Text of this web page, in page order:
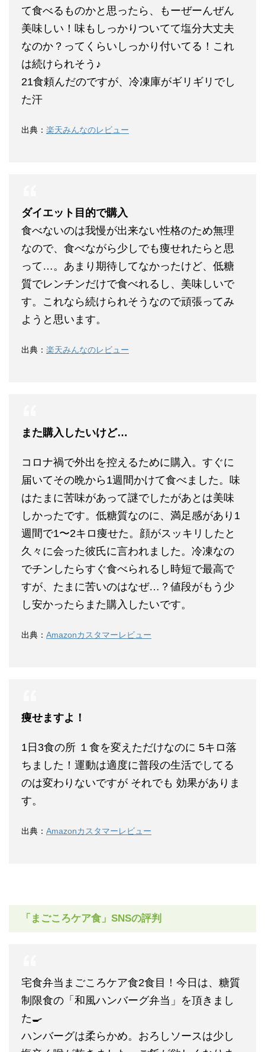
て食べるものかと思ったら、もーぜーんぜん
美味しい！味もしっかりついてて塩分大丈夫
なのか？ってくらいしっかり付いてる！これ
は続けられそう♪
21食頼んだのですが、冷凍庫がギリギリでし
た汗
出典： 楽天みんなのレビュー
ダイエット目的で購入
食べないのは我慢が出来ない性格のため無理
なので、食べながら少しでも痩せれたらと思
って…。あまり期待してなかったけど、低糖
質でレンチンだけで食べれるし、美味しいで
す。これなら続けられそうなので頑張ってみ
ようと思います。
出典： 楽天みんなのレビュー
また購入したいけど…
コロナ禍で外出を控えるために購入。すぐに
届いてその晩から1週間かけて食べました。味
はたまに苦味があって謎でしたがあとは美味
しかったです。低糖質なのに、満足感があり1
週間で1〜2キロ痩せた。顔がスッキリしたと
久々に会った彼氏に言われました。冷凍なの
でチンしたらすぐ食べられるし時短で最高で
すが、たまに苦いのはなぜ…？値段がもう少
し安かったらまた購入したいです。
出典： Amazonカスタマーレビュー
痩せますよ！
1日3食の所 １食を変えただけなのに 5キロ落
ちました！運動は適度に普段の生活でしてる
のは変わりないですが それでも 効果がありま
す。
出典： Amazonカスタマーレビュー
「まごころケア食」SNSの評判
宅食弁当まごころケア食2食目！今日は、糖質
制限食の「和風ハンバーグ弁当」を頂きまし
た🍳
ハンバーグは柔らかめ。おろしソースは少し